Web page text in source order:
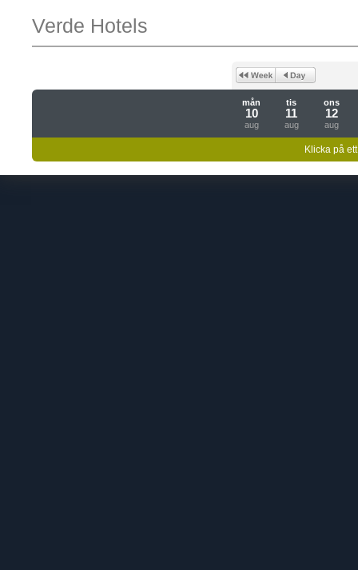
Verde Hotels
mån
10
aug
tis
11
aug
ons
12
aug
Klicka på